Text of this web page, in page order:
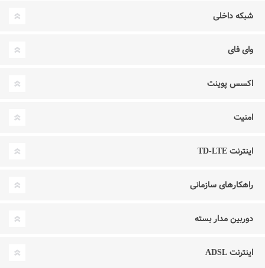
شبکه داخلی
وای فای
اکسس پوینت
امنیت
اینترنت TD-LTE
راهکارهای سازمانی
دوربین مدار بسته
اینترنت ADSL